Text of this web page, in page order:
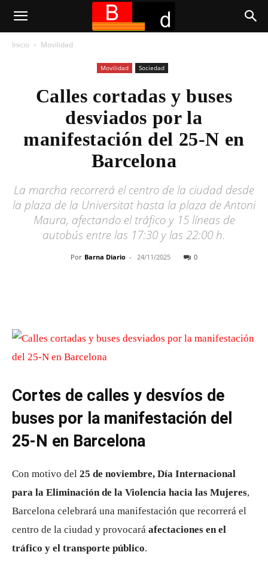
Inicio Movilidad
Movilidad Sociedad
Calles cortadas y buses
desviados por la
manifestación del 25-N en
Barcelona
La marcha recorrerá el centro de la ciudad desde
la plaza de la Universitat hasta la plaza de Antoni
Maura, afectando el tráfico y 15 líneas de
autobús entre las 17:30 y las 22:00 h.
Por Barna Diario - 24/11/2025 0
Cortes de calles y desvíos de
buses por la manifestación del
25-N en Barcelona
Con motivo del 25 de noviembre, Día Internacional
para la Eliminación de la Violencia hacia las Mujeres,
Barcelona celebrará una manifestación que recorrerá el
centro de la ciudad y provocará afectaciones en el
tráfico y el transporte público.